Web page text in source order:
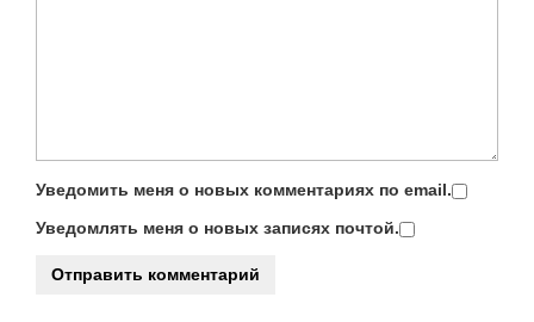
Уведомить меня о новых комментариях по email.
Уведомлять меня о новых записях почтой.